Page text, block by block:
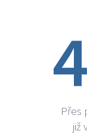
Přes
již